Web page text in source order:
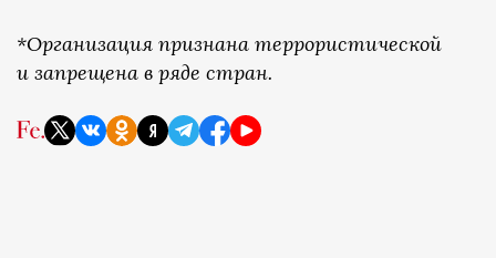
*Организация признана террористической
и запрещена в ряде стран.